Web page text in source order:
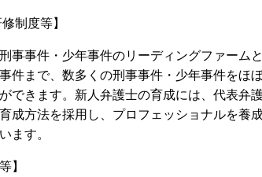
制度等】
事事件・少年事件のリーディングファーム
件まで、数多くの刑事事件・少年事件をほ
できます。新人弁護士の育成には、代表弁
成方法を採用し、プロフェッショナルを養
ます。
】